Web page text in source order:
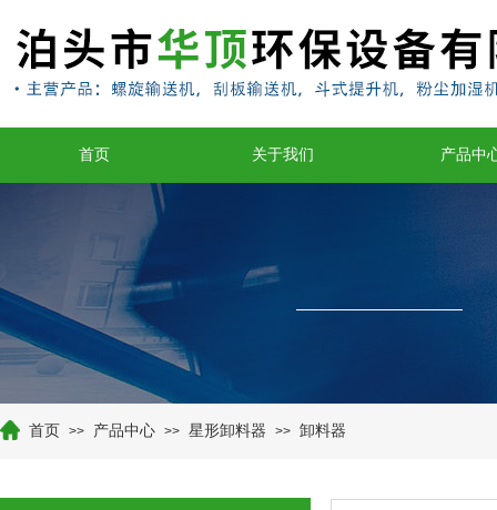
首页 关于我们 产品中
首页 >> 产品中心 >> 星形卸料器 >> 卸料器